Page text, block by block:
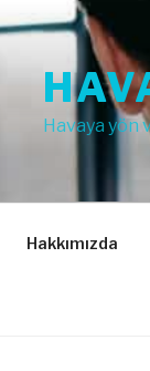
Havaya yön
Hakkımızda